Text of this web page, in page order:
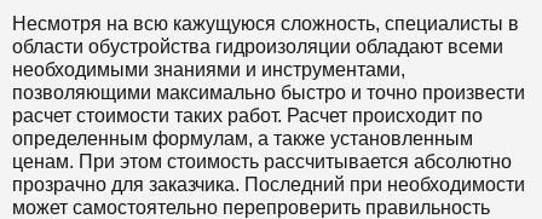
Несмотря на всю кажущуюся сложность, специалисты в
области обустройства гидроизоляции обладают всеми
необходимыми знаниями и инструментами,
позволяющими максимально быстро и точно произвести
расчет стоимости таких работ. Расчет происходит по
определенным формулам, а также установленным
ценам. При этом стоимость рассчитывается абсолютно
прозрачно для заказчика. Последний при необходимости
может самостоятельно перепроверить правильность